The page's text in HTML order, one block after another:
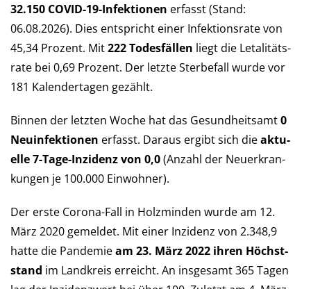
32.150 COVID-19-Infek­tio­nen er­fasst (Stand:
06.08.2026). Dies ent­spricht einer Infek­tions­rate von
45,34 Pro­zent. Mit222 Todes­fällen liegt die Let­a­li­täts­
rate bei 0,69 Pro­zent. Der letzte Sterbe­fall wurde vor
181 Kalender­tagen gezählt.
Binnen der letzten Woche hat das Ge­sund­heits­amt0
Neu­in­fek­tio­nen er­fasst. Daraus er­gibt sich dieaktu­
elle 7-Tage-Inzi­denz von 0,0(An­zahl der Neu­er­kran­
kun­gen je 100.000 Ein­wohner).
Der erste Corona-Fall in Holzminden wurde am 12.
März 2020 ge­mel­det. Mit einer Inzi­denz von 2.348,9
hatte die Pan­de­mieam 23. März 2022 ihren Höchst­
stand im Landkreis er­reicht. An ins­ge­samt 365 Tagen